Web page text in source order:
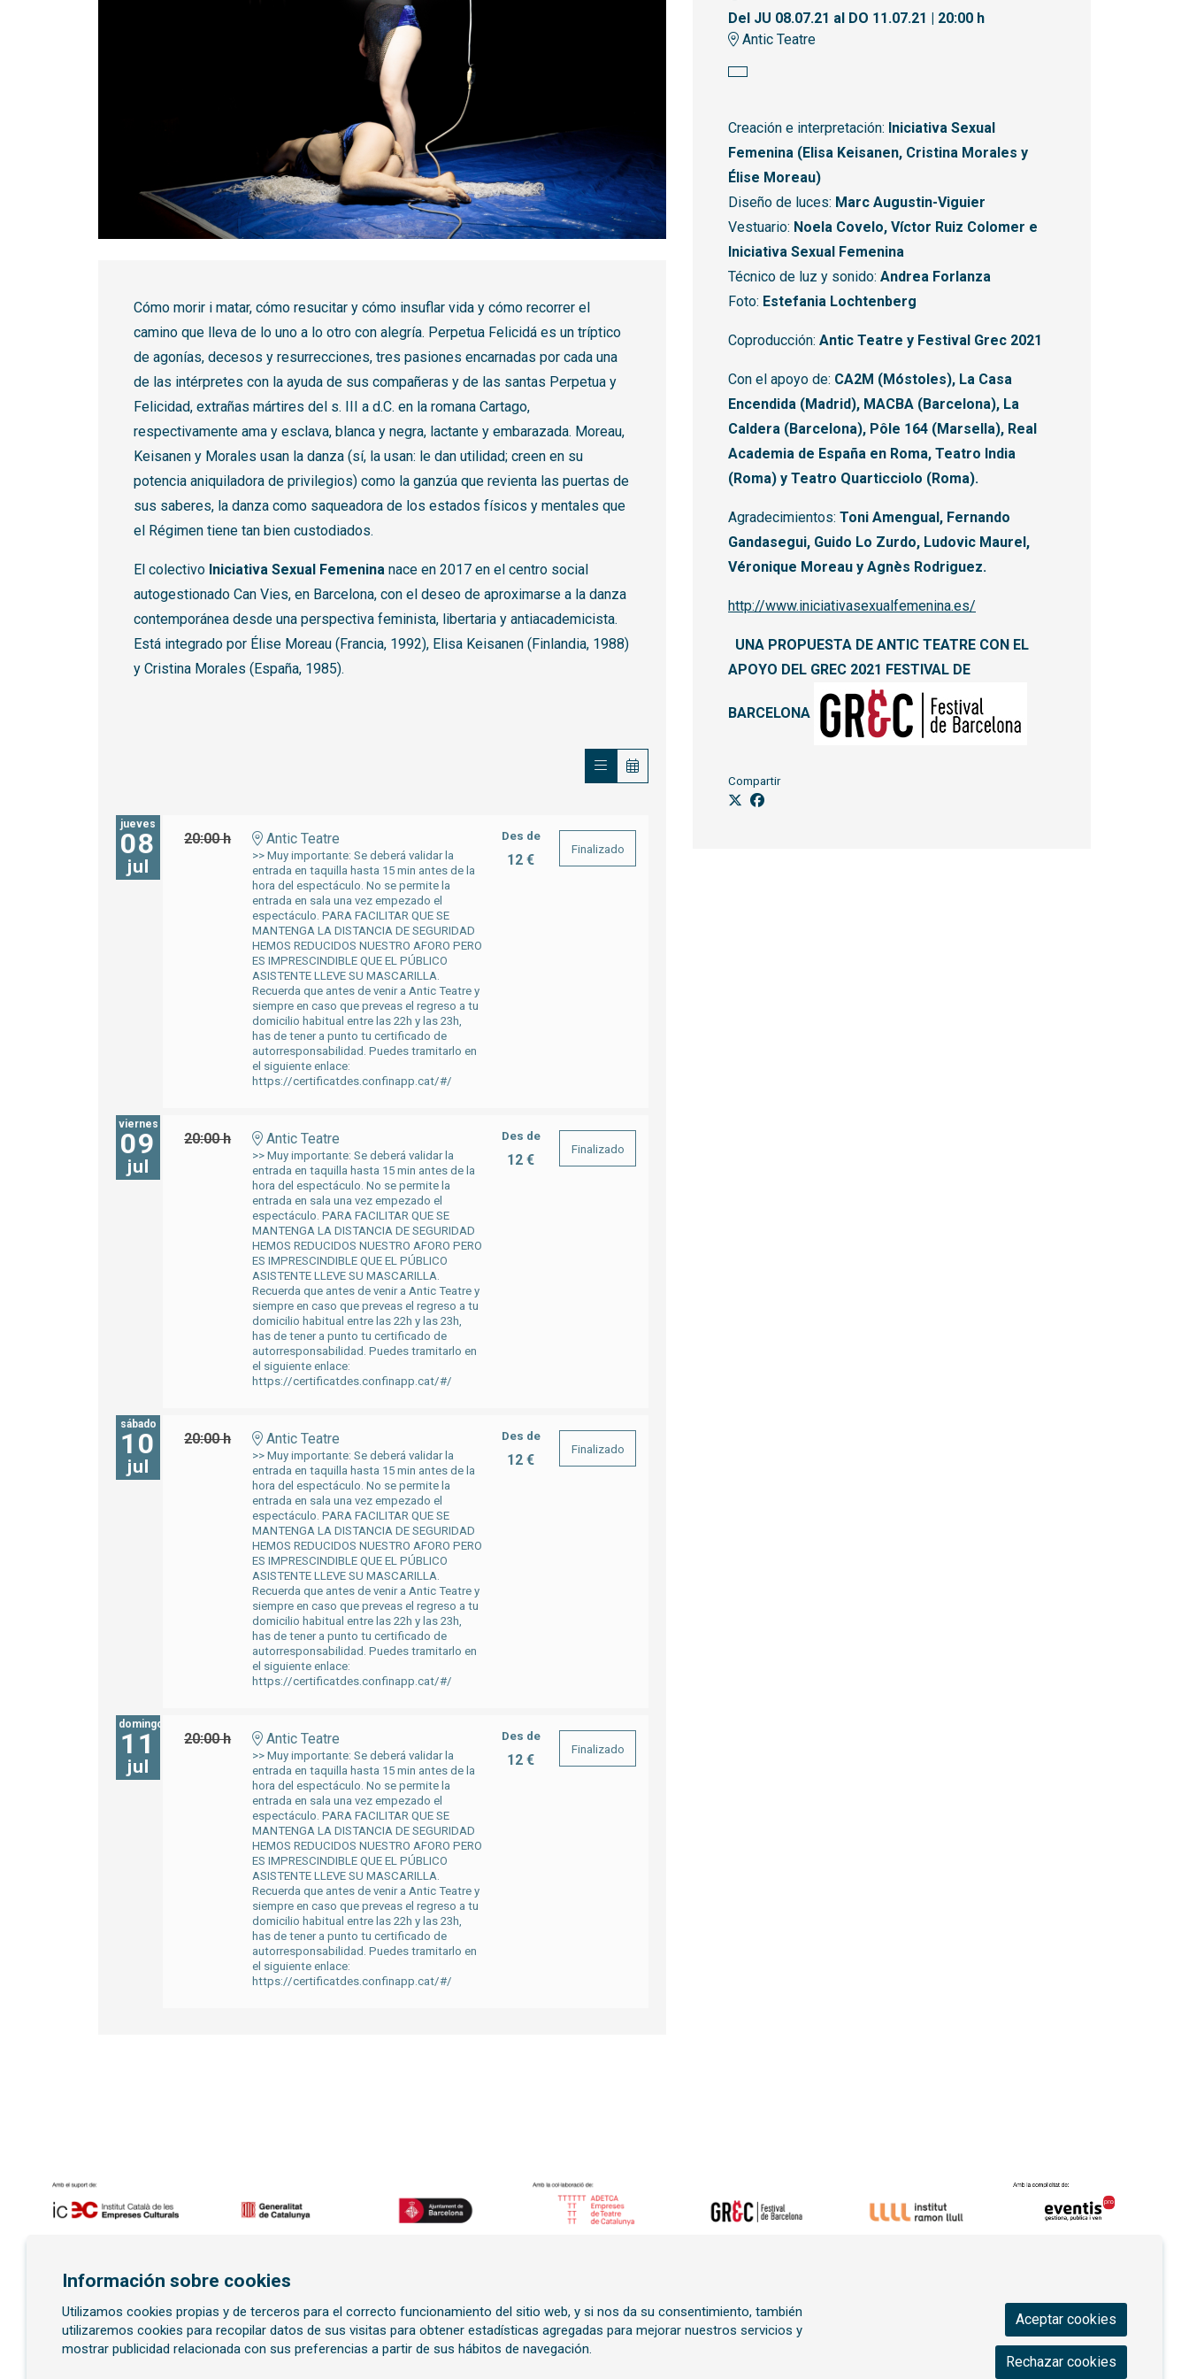
Del JU 08.07.21 al DO 11.07.21 | 20:00 h
Antic Teatre
Creación e interpretación: Iniciativa Sexual
Femenina (Elisa Keisanen, Cristina Morales y
Élise Moreau)
Diseño de luces: Marc Augustin-Viguier
Vestuario: Noela Covelo, Víctor Ruiz Colomer e
Iniciativa Sexual Femenina
Técnico de luz y sonido: Andrea Forlanza
Foto: Estefania Lochtenberg
Coproducción: Antic Teatre y Festival Grec 2021
Con el apoyo de: CA2M (Móstoles), La Casa
Encendida (Madrid), MACBA (Barcelona), La
Caldera (Barcelona), Pôle 164 (Marsella), Real
Academia de España en Roma, Teatro India
(Roma) y Teatro Quarticciolo (Roma).
Agradecimientos: Toni Amengual, Fernando
Gandasegui, Guido Lo Zurdo, Ludovic Maurel,
Véronique Moreau y Agnès Rodriguez.
http://www.iniciativasexualfemenina.es/
UNA PROPUESTA DE ANTIC TEATRE CON EL
APOYO DEL GREC 2021 FESTIVAL DE
BARCELONA
Compartir
Cómo morir i matar, cómo resucitar y cómo insuflar vida y cómo recorrer el
camino que lleva de lo uno a lo otro con alegría. Perpetua Felicidá es un tríptico
de agonías, decesos y resurrecciones, tres pasiones encarnadas por cada una
de las intérpretes con la ayuda de sus compañeras y de las santas Perpetua y
Felicidad, extrañas mártires del s. III a d.C. en la romana Cartago,
respectivamente ama y esclava, blanca y negra, lactante y embarazada. Moreau,
Keisanen y Morales usan la danza (sí, la usan: le dan utilidad; creen en su
potencia aniquiladora de privilegios) como la ganzúa que revienta las puertas de
sus saberes, la danza como saqueadora de los estados físicos y mentales que
el Régimen tiene tan bien custodiados.
El colectivo Iniciativa Sexual Femenina nace en 2017 en el centro social
autogestionado Can Vies, en Barcelona, con el deseo de aproximarse a la danza
contemporánea desde una perspectiva feminista, libertaria y antiacademicista.
Está integrado por Élise Moreau (Francia, 1992), Elisa Keisanen (Finlandia, 1988)
y Cristina Morales (España, 1985).
jueves
08
jul
20:00 h Antic Teatre
>> Muy importante: Se deberá validar la
entrada en taquilla hasta 15 min antes de la
hora del espectáculo. No se permite la
entrada en sala una vez empezado el
espectáculo. PARA FACILITAR QUE SE
MANTENGA LA DISTANCIA DE SEGURIDAD
HEMOS REDUCIDOS NUESTRO AFORO PERO
ES IMPRESCINDIBLE QUE EL PÚBLICO
ASISTENTE LLEVE SU MASCARILLA.
Recuerda que antes de venir a Antic Teatre y
siempre en caso que preveas el regreso a tu
domicilio habitual entre las 22h y las 23h,
has de tener a punto tu certificado de
autorresponsabilidad. Puedes tramitarlo en
el siguiente enlace:
https://certificatdes.confinapp.cat/#/
Des de
12 €
Finalizado
viernes
09
jul
20:00 h Antic Teatre
>> Muy importante: Se deberá validar la
entrada en taquilla hasta 15 min antes de la
hora del espectáculo. No se permite la
entrada en sala una vez empezado el
espectáculo. PARA FACILITAR QUE SE
MANTENGA LA DISTANCIA DE SEGURIDAD
HEMOS REDUCIDOS NUESTRO AFORO PERO
ES IMPRESCINDIBLE QUE EL PÚBLICO
ASISTENTE LLEVE SU MASCARILLA.
Recuerda que antes de venir a Antic Teatre y
siempre en caso que preveas el regreso a tu
domicilio habitual entre las 22h y las 23h,
has de tener a punto tu certificado de
autorresponsabilidad. Puedes tramitarlo en
el siguiente enlace:
https://certificatdes.confinapp.cat/#/
Des de
12 €
Finalizado
sábado
10
jul
20:00 h Antic Teatre
>> Muy importante: Se deberá validar la
entrada en taquilla hasta 15 min antes de la
hora del espectáculo. No se permite la
entrada en sala una vez empezado el
espectáculo. PARA FACILITAR QUE SE
MANTENGA LA DISTANCIA DE SEGURIDAD
HEMOS REDUCIDOS NUESTRO AFORO PERO
ES IMPRESCINDIBLE QUE EL PÚBLICO
ASISTENTE LLEVE SU MASCARILLA.
Recuerda que antes de venir a Antic Teatre y
siempre en caso que preveas el regreso a tu
domicilio habitual entre las 22h y las 23h,
has de tener a punto tu certificado de
autorresponsabilidad. Puedes tramitarlo en
el siguiente enlace:
https://certificatdes.confinapp.cat/#/
Des de
12 €
Finalizado
domingo
11
jul
20:00 h Antic Teatre
>> Muy importante: Se deberá validar la
entrada en taquilla hasta 15 min antes de la
hora del espectáculo. No se permite la
entrada en sala una vez empezado el
espectáculo. PARA FACILITAR QUE SE
MANTENGA LA DISTANCIA DE SEGURIDAD
HEMOS REDUCIDOS NUESTRO AFORO PERO
ES IMPRESCINDIBLE QUE EL PÚBLICO
ASISTENTE LLEVE SU MASCARILLA.
Recuerda que antes de venir a Antic Teatre y
siempre en caso que preveas el regreso a tu
domicilio habitual entre las 22h y las 23h,
has de tener a punto tu certificado de
autorresponsabilidad. Puedes tramitarlo en
el siguiente enlace:
https://certificatdes.confinapp.cat/#/
Des de
12 €
Finalizado
Suscríbete al boletín
Información sobre cookies
Utilizamos cookies propias y de terceros para el correcto funcionamiento del sitio web, y si nos da su consentimiento, también
utilizaremos cookies para recopilar datos de sus visitas para obtener estadísticas agregadas para mejorar nuestros servicios y
mostrar publicidad relacionada con sus preferencias a partir de sus hábitos de navegación.
Aceptar cookies
Rechazar cookies